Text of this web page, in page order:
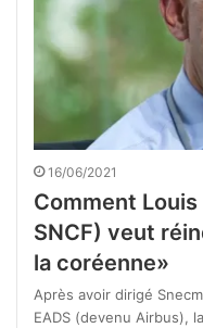
16/06/2021
Comment
SNCF) veut
la coréenne»
Après avoir dirigé
EADS (devenu Airbus),